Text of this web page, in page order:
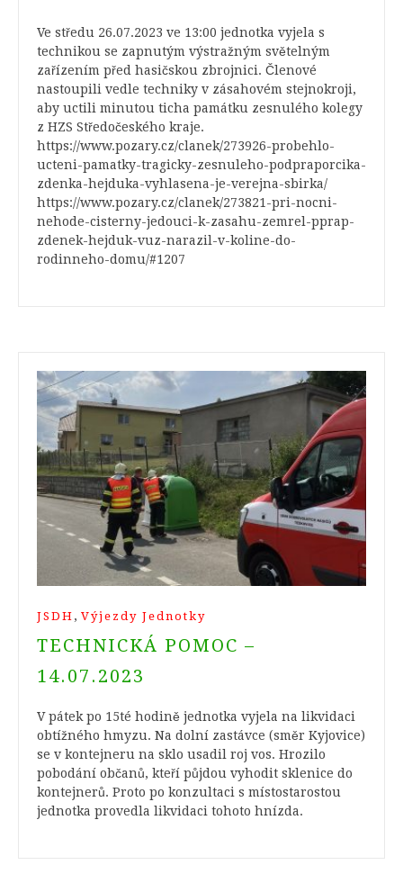
Ve středu 26.07.2023 ve 13:00 jednotka vyjela s
technikou se zapnutým výstražným světelným
zařízením před hasičskou zbrojnici. Členové
nastoupili vedle techniky v zásahovém stejnokroji,
aby uctili minutou ticha památku zesnulého kolegy
z HZS Středočeského kraje.
https://www.pozary.cz/clanek/273926-probehlo-
ucteni-pamatky-tragicky-zesnuleho-podpraporcika-
zdenka-hejduka-vyhlasena-je-verejna-sbirka/
https://www.pozary.cz/clanek/273821-pri-nocni-
nehode-cisterny-jedouci-k-zasahu-zemrel-pprap-
zdenek-hejduk-vuz-narazil-v-koline-do-
rodinneho-domu/#1207
JSDH , Výjezdy Jednotky
TECHNICKÁ POMOC –
14.07.2023
V pátek po 15té hodině jednotka vyjela na likvidaci
obtížného hmyzu. Na dolní zastávce (směr Kyjovice)
se v kontejneru na sklo usadil roj vos. Hrozilo
pobodání občanů, kteří půjdou vyhodit sklenice do
kontejnerů. Proto po konzultaci s místostarostou
jednotka provedla likvidaci tohoto hnízda.